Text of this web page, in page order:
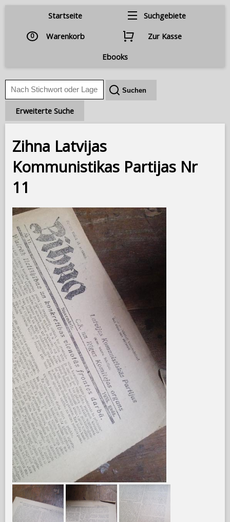
Startseite Suchgebiete
0 Warenkorb
Zur Kasse
Ebooks
Erweiterte Suche
Zihna Latvijas
Kommunistikas Partijas Nr
11